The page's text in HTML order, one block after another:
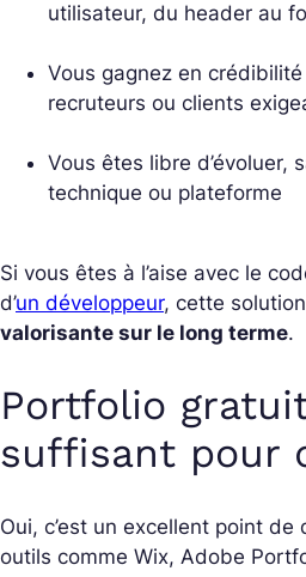
utilisateur, du header au
Vous gagnez en
recruteurs ou clients
Vous êtes libre d’évoluer,
technique ou plateforme
Si vous êtes à l’aise avec le
d’un développeur, cette
valorisante sur le long terme.
Portfolio
suffisant pour
Oui, c’est un excellent point
outils comme Wix, Adobe